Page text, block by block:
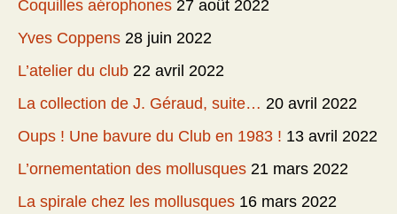
Coquilles aérophones 27 août 2022
Yves Coppens 28 juin 2022
L’atelier du club 22 avril 2022
La collection de J. Géraud, suite… 20 avril 2022
Oups ! Une bavure du Club en 1983 ! 13 avril 2022
L’ornementation des mollusques 21 mars 2022
La spirale chez les mollusques 16 mars 2022